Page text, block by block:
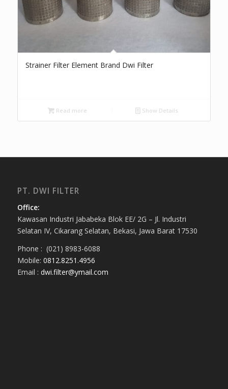
Strainer Filter Element Brand Dwi Filter
Read more Show Details
PT. DWI FILTER
Office:
Kawasan Industri Jababeka Blok EE/ 2G – Jl. Industri
Selatan IV, Cikarang Selatan, Bekasi, Jawa Barat 17530
Phone : (021) 8983-6088
Mobile: 0812.8251.4956
Email : dwi.filter@ymail.com